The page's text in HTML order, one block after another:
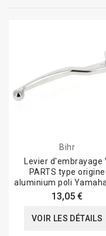
Bihr
Levier d'embrayage
PARTS type origine
aluminium poli Yamaha
125 R
13,05 €
VOIR LES DÉTAILS